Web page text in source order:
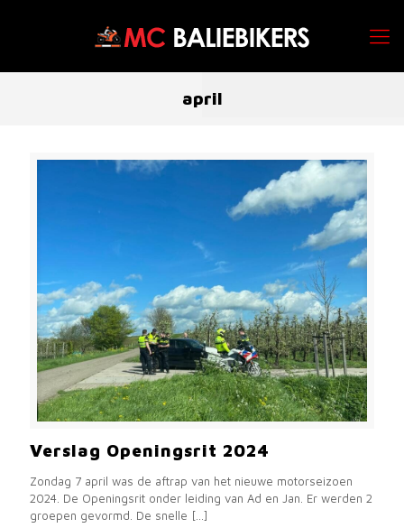
april
Verslag Openingsrit 2024
Zondag 7 april was de aftrap van het nieuwe motorseizoen
2024. De Openingsrit onder leiding van Ad en Jan. Er werden 2
groepen gevormd. De snelle […]